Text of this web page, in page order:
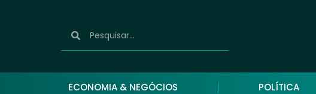
ECONOMIA & NEGÓCIOS POLÍTICA